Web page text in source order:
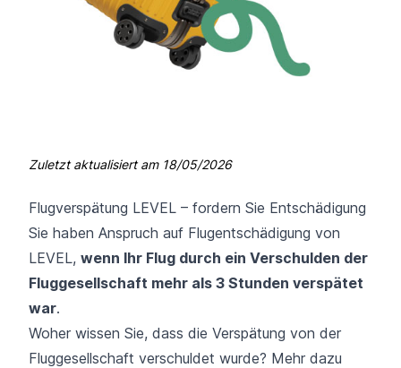
Zuletzt aktualisiert am 18/05/2026
Flugverspätung LEVEL – fordern Sie Entschädigung
Sie haben Anspruch auf Flugentschädigung von
LEVEL, wenn Ihr Flug durch ein Verschulden der
Fluggesellschaft mehr als 3 Stunden verspätet
war.
Woher wissen Sie, dass die Verspätung von der
Fluggesellschaft verschuldet wurde? Mehr dazu